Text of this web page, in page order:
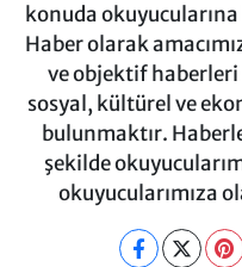
konuda
Haber olarak
ve objektif
sosyal, kültürel ve
bulunmaktır.
şekilde
okuyucularımıza